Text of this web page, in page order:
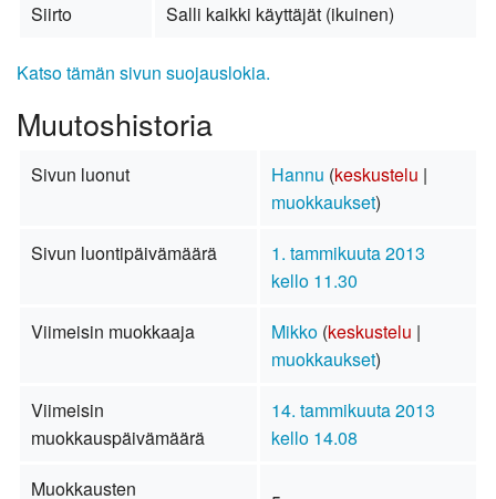
Siirto
Salli kaikki käyttäjät (ikuinen)
Katso tämän sivun suojauslokia.
Muutoshistoria
Sivun luonut Hannu (keskustelu |
muokkaukset)
Sivun luontipäivämäärä
1. tammikuuta 2013
kello 11.30
Viimeisin muokkaaja
Mikko (keskustelu |
muokkaukset)
Viimeisin
muokkauspäivämäärä
14. tammikuuta 2013
kello 14.08
Muokkausten